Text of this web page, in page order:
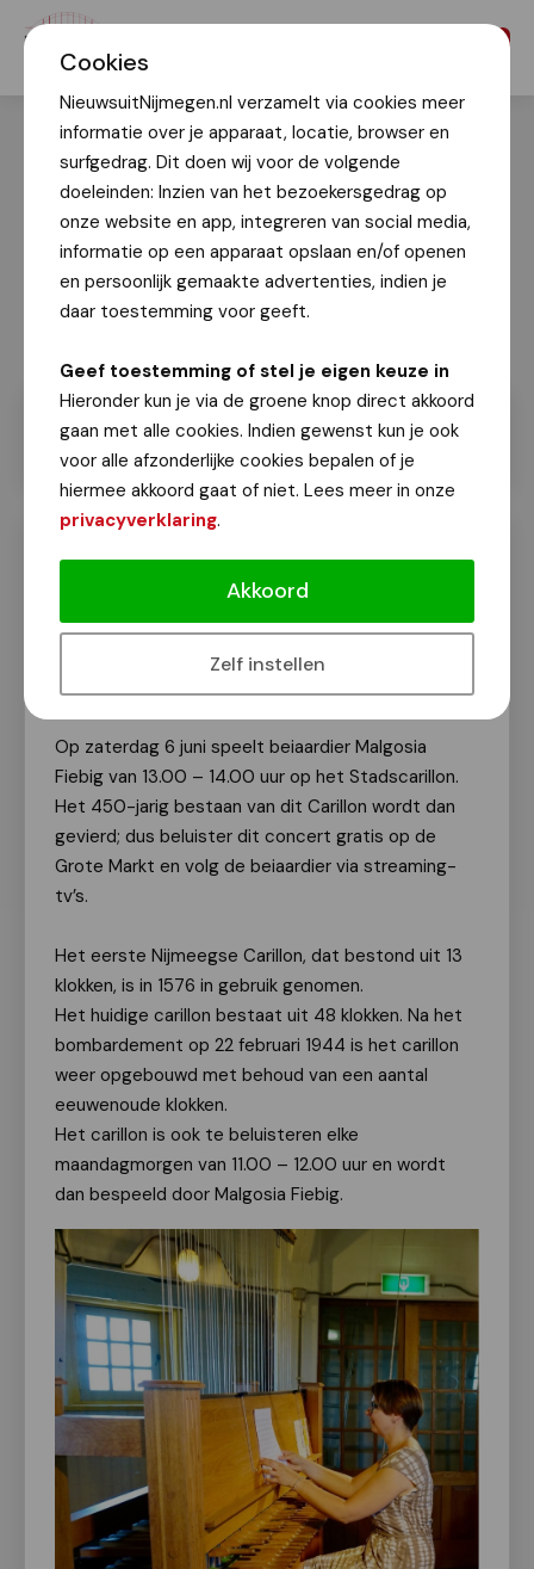
Cookies
NieuwsuitNijmegen.nl verzamelt via cookies meer
informatie over je apparaat, locatie, browser en
surfgedrag. Dit doen wij voor de volgende
doeleinden: Inzien van het bezoekersgedrag op
onze website en app, integreren van social media,
informatie op een apparaat opslaan en/of openen
en persoonlijk gemaakte advertenties, indien je
daar toestemming voor geeft.
Geef toestemming of stel je eigen keuze in
Hieronder kun je via de groene knop direct akkoord
gaan met alle cookies. Indien gewenst kun je ook
voor alle afzonderlijke cookies bepalen of je
hiermee akkoord gaat of niet. Lees meer in onze
privacyverklaring.
Akkoord
Zelf instellen
450 jaar Carillon St. Stevenstoren:
concert vanaf de St.Stevenstoren op
zaterdag 6 juni
Van onze redactie
1 juni 2026
Op zaterdag 6 juni speelt beiaardier Malgosia
Fiebig van 13.00 – 14.00 uur op het Stadscarillon.
Het 450-jarig bestaan van dit Carillon wordt dan
gevierd; dus beluister dit concert gratis op de
Grote Markt en volg de beiaardier via streaming-
tv’s.
Het eerste Nijmeegse Carillon, dat bestond uit 13
klokken, is in 1576 in gebruik genomen.
Het huidige carillon bestaat uit 48 klokken. Na het
bombardement op 22 februari 1944 is het carillon
weer opgebouwd met behoud van een aantal
eeuwenoude klokken.
Het carillon is ook te beluisteren elke
maandagmorgen van 11.00 – 12.00 uur en wordt
dan bespeeld door Malgosia Fiebig.